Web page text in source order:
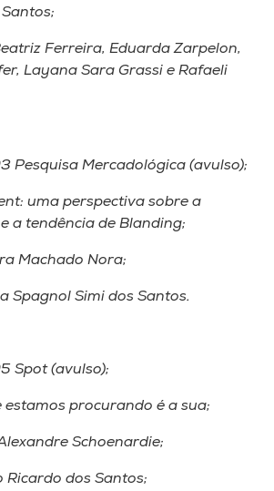
Ferreira, Eduarda Zarpelon,
Layana Sara Grassi e Rafaeli
Pesquisa Mercadológica (avulso);
uma perspectiva sobre a
a tendência de Blanding;
Machado Nora;
Spagnol Simi dos Santos.
Spot (avulso);
estamos procurando é a sua;
Schoenardie;
dos Santos;